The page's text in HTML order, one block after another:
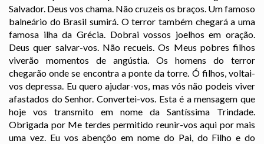
Salvador. Deus vos chama. Não cruzeis os braços. Um famoso
balneário do Brasil sumirá. O terror também chegará a uma
famosa ilha da Grécia. Dobrai vossos joelhos em oração.
Deus quer salvar-vos. Não recueis. Os Meus pobres filhos
viverão momentos de angústia. Os homens do terror
chegarão onde se encontra a ponte da torre. Ó filhos, voltai-
vos depressa. Eu quero ajudar-vos, mas vós não podeis viver
afastados do Senhor. Convertei-vos. Esta é a mensagem que
hoje vos transmito em nome da Santíssima Trindade.
Obrigada por Me terdes permitido reunir-vos aqui por mais
uma vez. Eu vos abençôo em nome do Pai, do Filho e do